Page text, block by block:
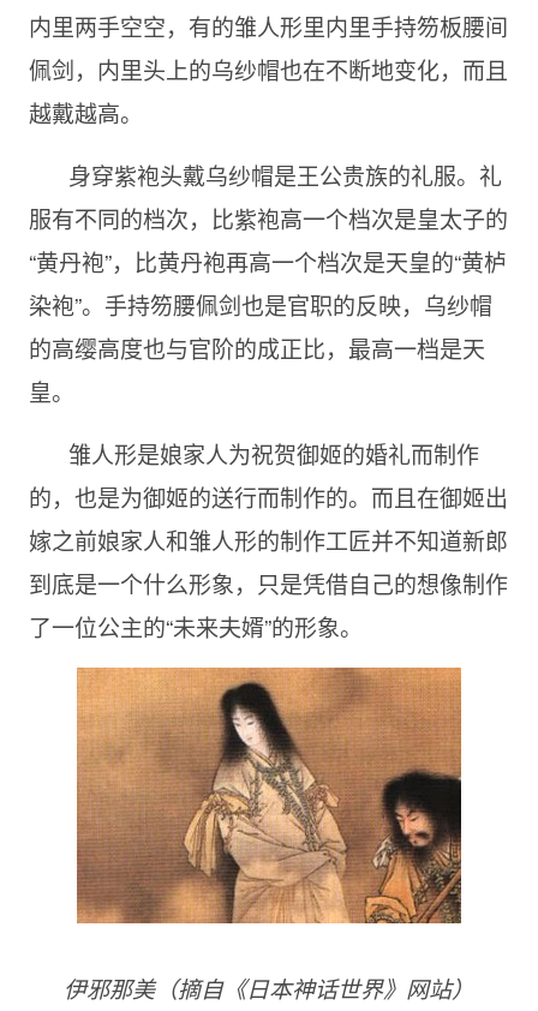
内里两手空空，有的雏人形里内里手持笏板腰间
佩剑，内里头上的乌纱帽也在不断地变化，而且
越戴越高。
身穿紫袍头戴乌纱帽是王公贵族的礼服。礼
服有不同的档次，比紫袍高一个档次是皇太子的
“黄丹袍”，比黄丹袍再高一个档次是天皇的“黄栌
染袍”。手持笏腰佩剑也是官职的反映，乌纱帽
的高缨高度也与官阶的成正比，最高一档是天
皇。
雏人形是娘家人为祝贺御姬的婚礼而制作
的，也是为御姬的送行而制作的。而且在御姬出
嫁之前娘家人和雏人形的制作工匠并不知道新郎
到底是一个什么形象，只是凭借自己的想像制作
了一位公主的“未来夫婿”的形象。
伊邪那美（摘自《日本神话世界》网站）